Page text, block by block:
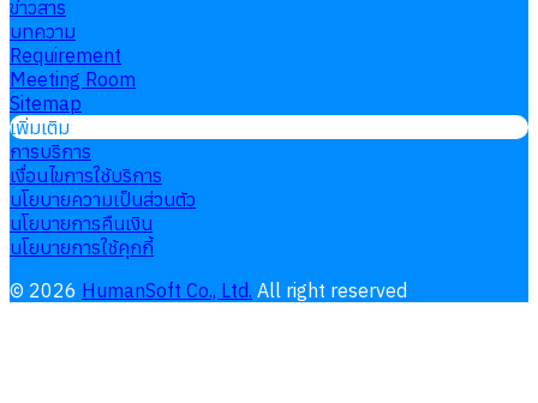
ข่าวสาร
บทความ
Requirement
Meeting Room
Sitemap
เพิ่มเติม
การบริการ
เงื่อนไขการใช้บริการ
นโยบายความเป็นส่วนตัว
นโยบายการคืนเงิน
นโยบายการใช้คุกกี้
© 2026 HumanSoft Co., Ltd. All right reserved